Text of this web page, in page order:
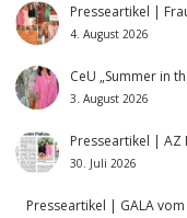
Presseartikel |
4. August 2026
CeU „Summer in
3. August 2026
Presseartikel | AZ
30. Juli 2026
Presseartikel | GALA